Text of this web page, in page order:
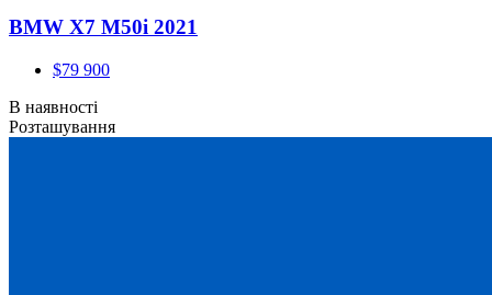
BMW X7 M50i 2021
$79 900
В наявності
Розташування